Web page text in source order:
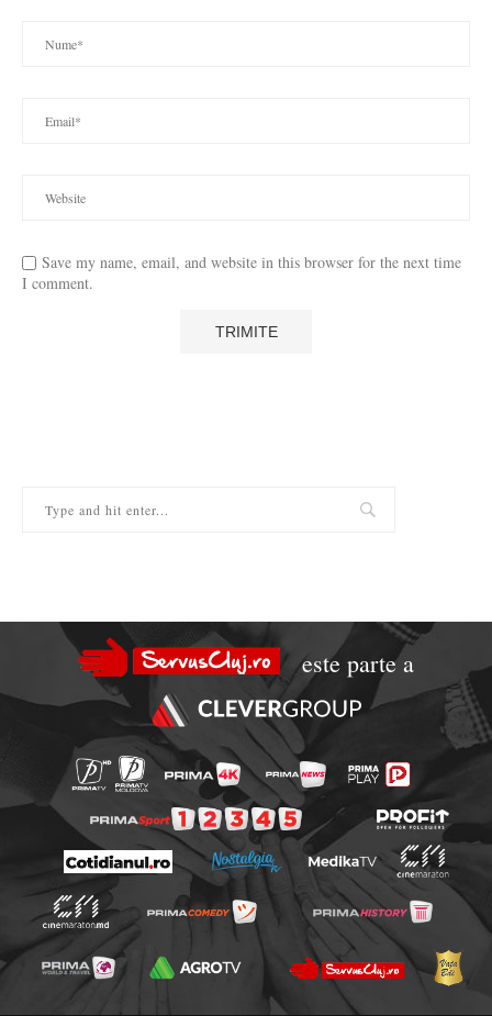
Save my name, email, and website in this browser for the next time
I comment.
este parte a